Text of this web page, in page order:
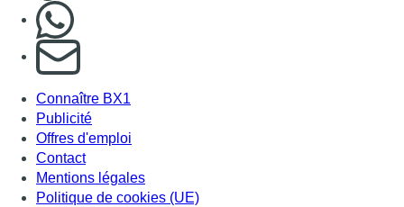
S'abonner à notre newsletter
Connaître BX1
Publicité
Offres d'emploi
Contact
Mentions légales
Politique de cookies (UE)